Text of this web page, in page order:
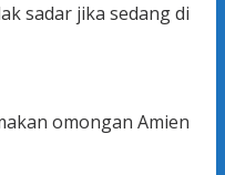
sadar jika sedang di
omongan Amien